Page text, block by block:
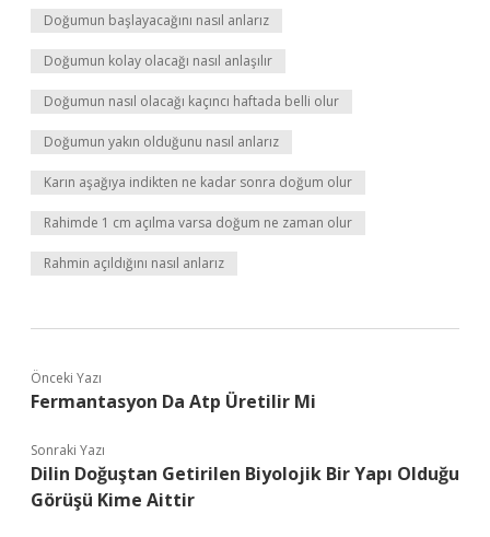
Doğumun başlayacağını nasıl anlarız
Doğumun kolay olacağı nasıl anlaşılır
Doğumun nasıl olacağı kaçıncı haftada belli olur
Doğumun yakın olduğunu nasıl anlarız
Karın aşağıya indikten ne kadar sonra doğum olur
Rahimde 1 cm açılma varsa doğum ne zaman olur
Rahmin açıldığını nasıl anlarız
Önceki Yazı
Fermantasyon Da Atp Üretilir Mi
Sonraki Yazı
Dilin Doğuştan Getirilen Biyolojik Bir Yapı Olduğu
Görüşü Kime Aittir